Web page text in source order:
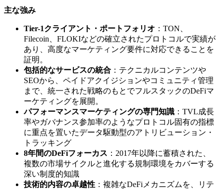
主な強み
Tier-1クライアント・ポートフォリオ ：TON、
Filecoin、FLOKIなどの確立されたプロトコルで実績が
あり、高度なマーケティング要件に対応できることを
証明。
包括的なサービスの統合 ：テクニカルコンテンツや
SEOから、ペイドアクイジションやコミュニティ管理
まで、統一された戦略のもとでフルスタックのDeFiマ
ーケティングを展開。
パフォーマンスマーケティングの専門知識 ：TVL成長
率やガバナンス参加率のようなプロトコル固有の指標
に重点を置いたデータ駆動型のアトリビューション・
トラッキング
8年間のDeFiフォーカス ：2017年以降に蓄積された、
複数の市場サイクルと進化する規制環境をカバーする
深い制度的知識
技術的内容の卓越性 ：複雑なDeFiメカニズムを、リテ